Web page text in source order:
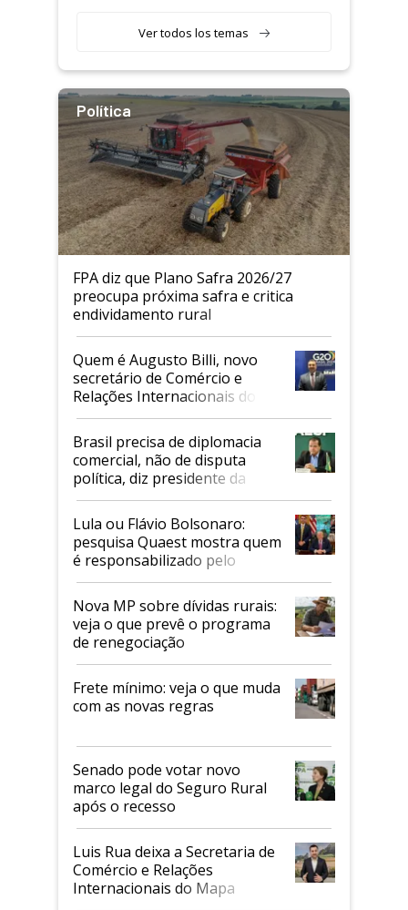
Ver todos los temas
Política
FPA diz que Plano Safra 2026/27
preocupa próxima safra e critica
endividamento rural
Quem é Augusto Billi, novo
secretário de Comércio e
Relações Internacionais do
Mapa
Brasil precisa de diplomacia
comercial, não de disputa
política, diz presidente da
Faesp
Lula ou Flávio Bolsonaro:
pesquisa Quaest mostra quem
é responsabilizado pelo
tarifaço dos EUA
Nova MP sobre dívidas rurais:
veja o que prevê o programa
de renegociação
Frete mínimo: veja o que muda
com as novas regras
Senado pode votar novo
marco legal do Seguro Rural
após o recesso
Luis Rua deixa a Secretaria de
Comércio e Relações
Internacionais do Mapa